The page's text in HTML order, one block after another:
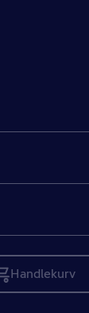
Handlekurv
Tom